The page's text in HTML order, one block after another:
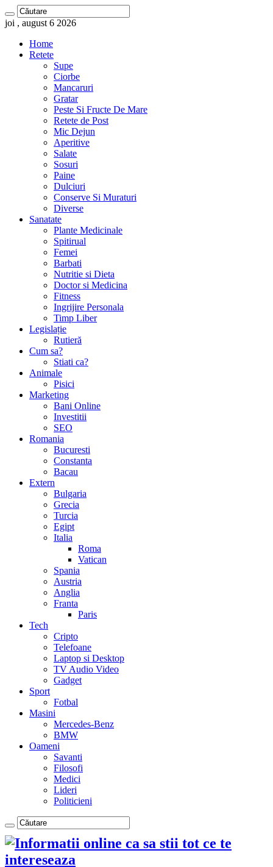
joi , august 6 2026
Home
Retete
Supe
Ciorbe
Mancaruri
Gratar
Peste Si Fructe De Mare
Retete de Post
Mic Dejun
Aperitive
Salate
Sosuri
Paine
Dulciuri
Conserve Si Muraturi
Diverse
Sanatate
Plante Medicinale
Spitirual
Femei
Barbati
Nutritie si Dieta
Doctor si Medicina
Fitness
Ingrijire Personala
Timp Liber
Legislație
Rutieră
Cum sa?
Stiati ca?
Animale
Pisici
Marketing
Bani Online
Investitii
SEO
Romania
Bucuresti
Constanta
Bacau
Extern
Bulgaria
Grecia
Turcia
Egipt
Italia
Roma
Vatican
Spania
Austria
Anglia
Franta
Paris
Tech
Cripto
Telefoane
Laptop si Desktop
TV Audio Video
Gadget
Sport
Fotbal
Masini
Mercedes-Benz
BMW
Oameni
Savanti
Filosofi
Medici
Lideri
Politicieni